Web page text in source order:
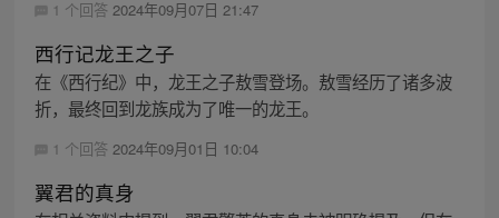
1 个回答 2024年09月07日 21:47
西行记龙王之子
在《西行纪》中，龙王之子敖雪登场。敖雪经历了诸多波
折，最终回到龙族成为了唯一的龙王。
1 个回答 2024年09月01日 10:04
翼君的真身